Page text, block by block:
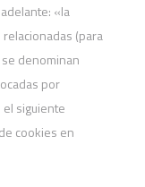
«la
(para
denominan
por
siguiente
cookies en